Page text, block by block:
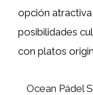
opción
posibilidades
con platos
Ocean Pádel